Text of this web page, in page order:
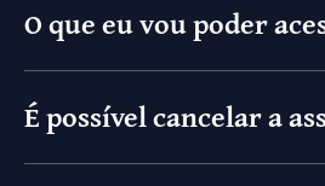
O que eu vou poder
É possível cancelar a